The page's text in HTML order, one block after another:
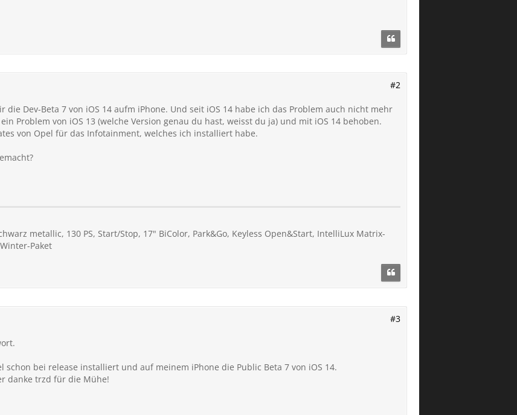
#2
Dev-Beta 7 von iOS 14 aufm iPhone. Und seit iOS 14 habe ich das Problem auch nicht mehr
Problem von iOS 13 (welche Version genau du hast, weisst du ja) und mit iOS 14 behoben.
von Opel für das Infotainment, welches ich installiert habe.
metallic, 130 PS, Start/Stop, 17" BiColor, Park&Go, Keyless Open&Start, IntelliLux Matrix-
Paket
#3
schon bei release installiert und auf meinem iPhone die Public Beta 7 von iOS 14.
danke trzd für die Mühe!